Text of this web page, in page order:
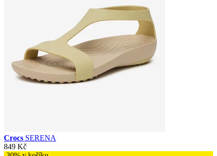
Crocs SERENA
849 Kč